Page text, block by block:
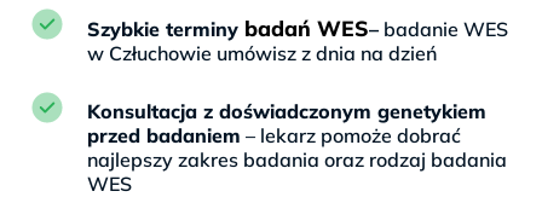
Szybkie terminy badań WES– badanie WES
w Człuchowie umówisz z dnia na dzień
Konsultacja z doświadczonym genetykiem
przed badaniem – lekarz pomoże dobrać
najlepszy zakres badania oraz rodzaj badania
WES